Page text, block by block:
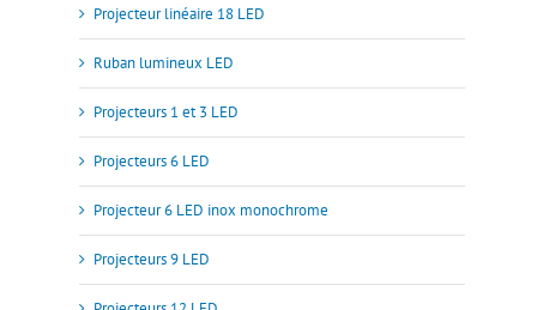
Projecteur linéaire 18 LED
Ruban lumineux LED
Projecteurs 1 et 3 LED
Projecteurs 6 LED
Projecteur 6 LED inox monochrome
Projecteurs 9 LED